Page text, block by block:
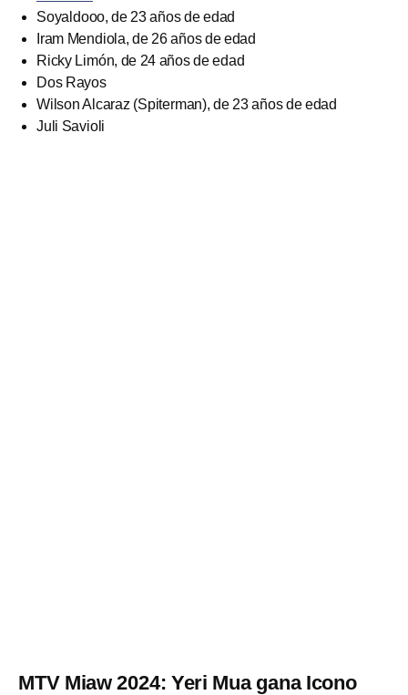
Soyaldooo, de 23 años de edad
Iram Mendiola, de 26 años de edad
Ricky Limón, de 24 años de edad
Dos Rayos
Wilson Alcaraz (Spiterman), de 23 años de edad
Juli Savioli
MTV Miaw 2024: Yeri Mua gana Icono